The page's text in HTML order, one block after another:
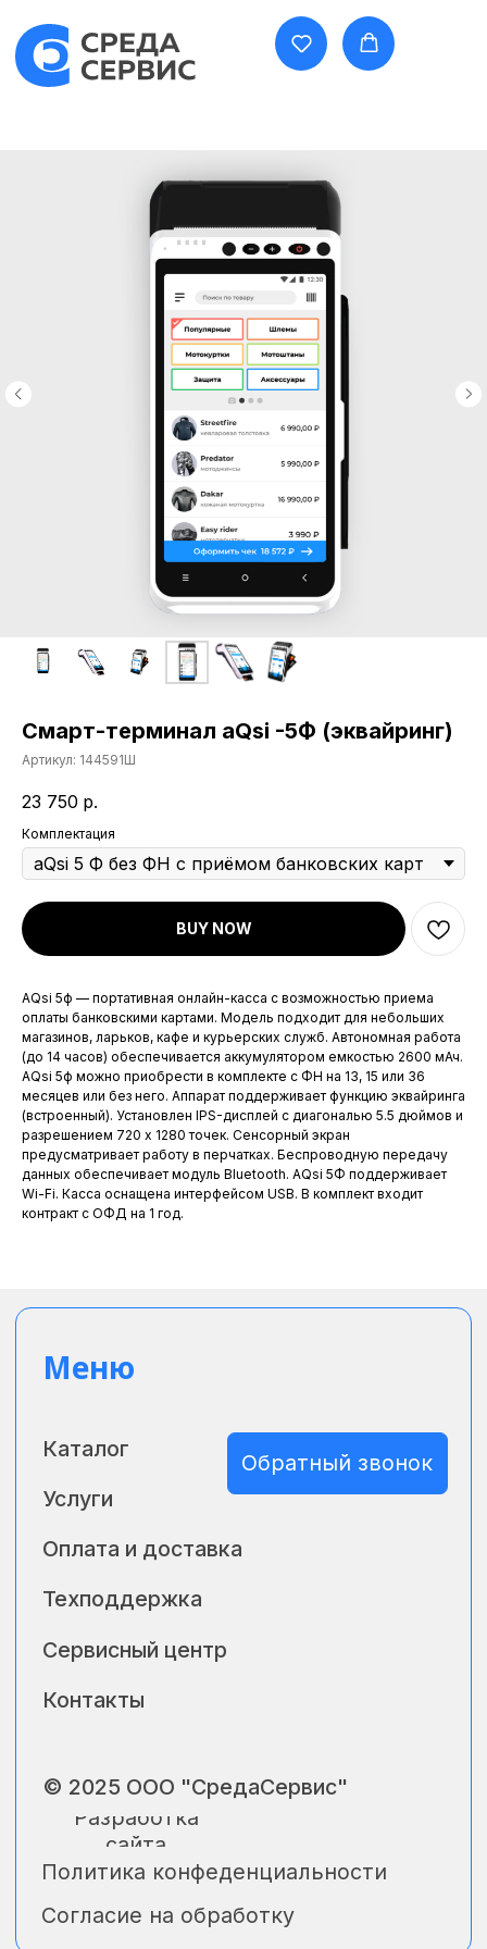
Смарт-терминал aQsi -5Ф (эквайринг)
Артикул: 144591Ш
23 750 р.
Комплектация
BUY NOW
AQsi 5ф — портативная онлайн-касса с возможностью приема
оплаты банковскими картами. Модель подходит для небольших
магазинов, ларьков, кафе и курьерских служб. Автономная работа
(до 14 часов) обеспечивается аккумулятором емкостью 2600 мАч.
AQsi 5ф можно приобрести в комплекте с ФН на 13, 15 или 36
месяцев или без него. Аппарат поддерживает функцию эквайринга
(встроенный). Установлен IPS-дисплей с диагональю 5.5 дюймов и
разрешением 720 х 1280 точек. Сенсорный экран
предусматривает работу в перчатках. Беспроводную передачу
данных обеспечивает модуль Bluetooth. AQsi 5Ф поддерживает
Wi-Fi. Касса оснащена интерфейсом USB. В комплект входит
контракт с ОФД на 1 год.
Контакты
Сервисный центр
Техподдержка
Оплата и доставка
Услуги
Каталог
Согласие на обработку
Обратный звонок
Адрес: 680009, г Хабаровск,
КПП 272401001
ООО "Среда Сервис"
Скачать реквизиты